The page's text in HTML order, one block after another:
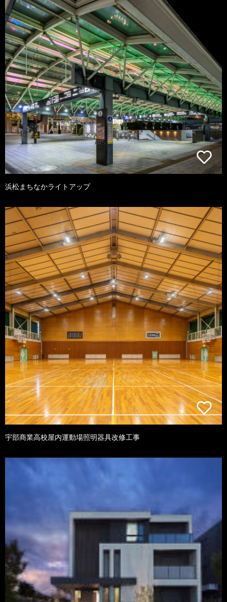
浜松まちなかライトアップ
宇部商業高校屋内運動場照明器具改修工事